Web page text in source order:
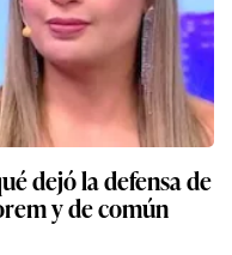
dejó la defensa de
y de común